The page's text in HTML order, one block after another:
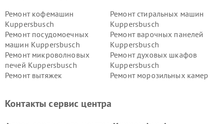
Ремонт кофемашин
Kuppersbusch
Ремонт стиральных машин
Kuppersbusch
Ремонт посудомоечных
машин Kuppersbusch
Ремонт варочных панелей
Kuppersbusch
Ремонт микроволновых
печей Kuppersbusch
Ремонт духовых шкафов
Kuppersbusch
Ремонт вытяжек
Ремонт морозильных камер
Kuppersbusch
вакуумных упаковщиков
Контакты сервис центра